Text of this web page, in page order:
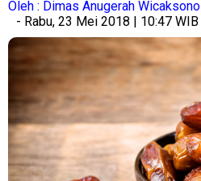
Oleh : Dimas Anugerah Wicaksono
- Rabu, 23 Mei 2018 | 10:47 WIB